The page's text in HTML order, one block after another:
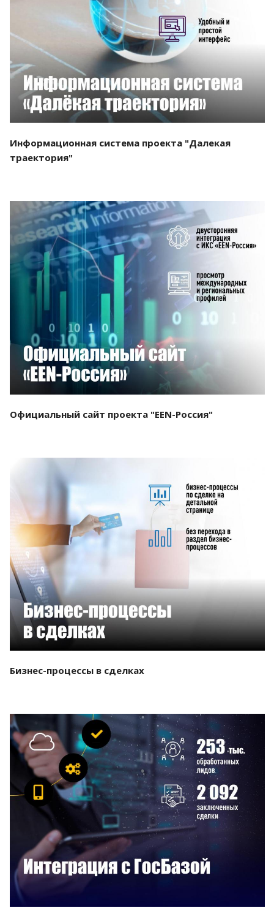
Смотреть проект
Информационная система проекта "Далекая
траектория"
Смотреть проект
Официальный сайт проекта "EEN-Россия"
Бизнес-процессы в сделках
Смотреть проект